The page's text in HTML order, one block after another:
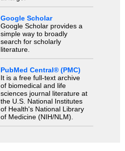
Google Scholar
Google Scholar provides a
simple way to broadly
search for scholarly
literature.
PubMed Central® (PMC)
It is a free full-text archive
of biomedical and life
sciences journal literature at
the U.S. National Institutes
of Health's National Library
of Medicine (NIH/NLM).